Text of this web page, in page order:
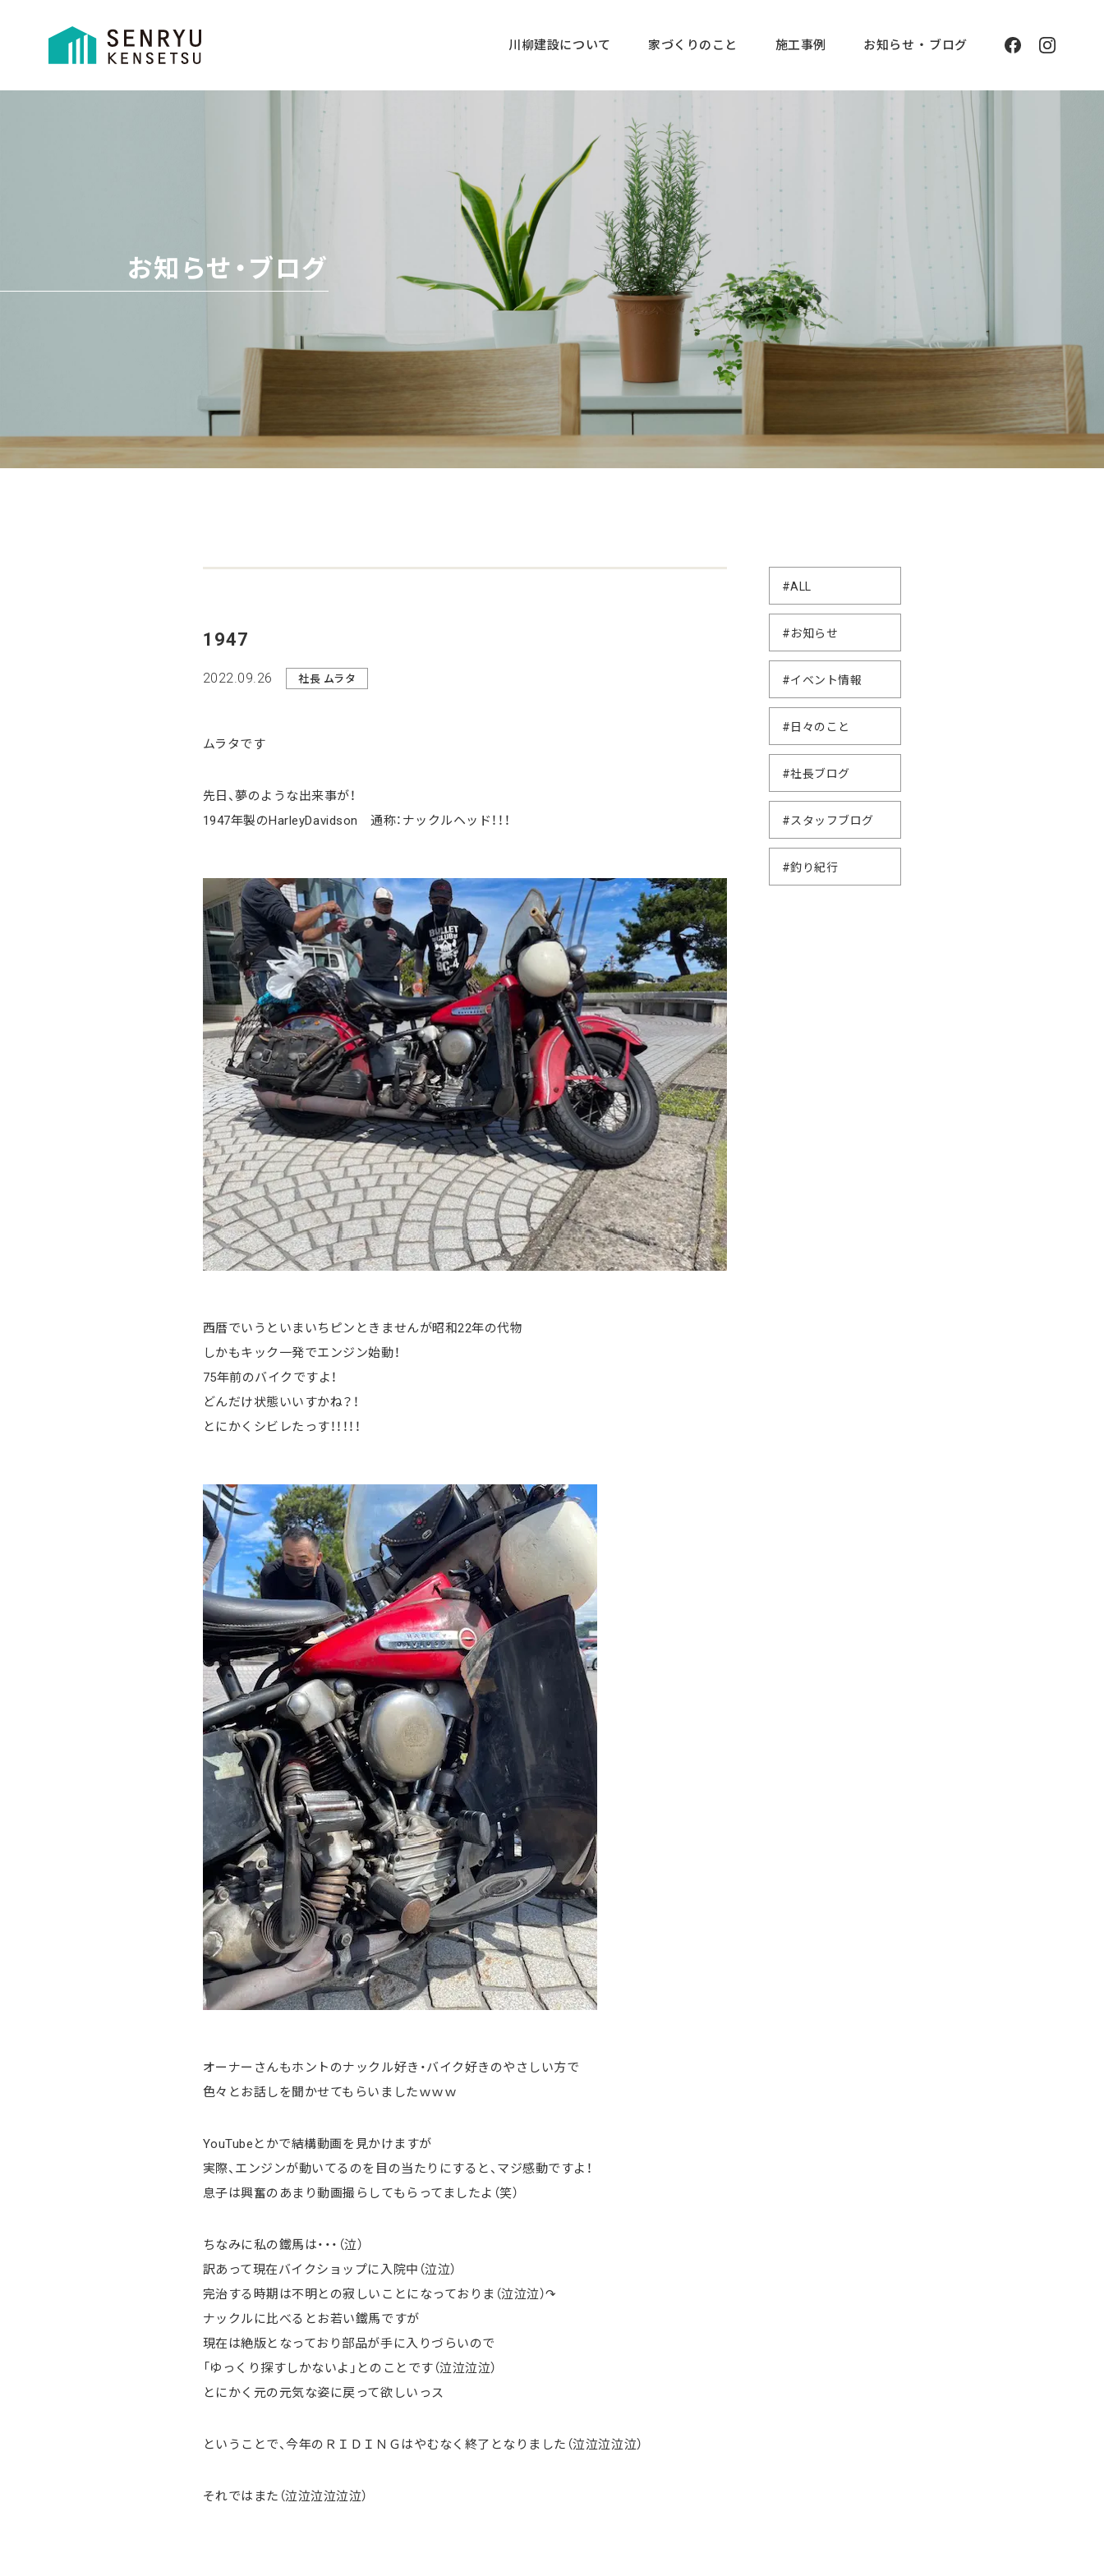
川柳建設について 家づくりのこと 施工事例 お知らせ ・ ブログ
お知らせ・ブログ
1947
2022.09.26 社長 ムラタ
ムラタです
先日、夢のような出来事が！
1947年製のHarleyDavidson 通称：ナックルヘッド！！！
西暦でいうといまいちピンときませんが昭和22年の代物
しかもキック一発でエンジン始動！
75年前のバイクですよ！
どんだけ状態いいすかね？！
とにかくシビレたっす！！！！！
オーナーさんもホントのナックル好き・バイク好きのやさしい方で
色々とお話しを聞かせてもらいましたｗｗｗ
YouTubeとかで結構動画を見かけますが
実際、エンジンが動いてるのを目の当たりにすると、マジ感動ですよ！
息子は興奮のあまり動画撮らしてもらってましたよ（笑）
ちなみに私の鐵馬は・・・（泣）
訳あって現在バイクショップに入院中（泣泣）
完治する時期は不明との寂しいことになっておりま（泣泣泣）↷
ナックルに比べるとお若い鐵馬ですが
現在は絶版となっており部品が手に入りづらいので
「ゆっくり探すしかないよ」とのことです（泣泣泣泣）
とにかく元の元気な姿に戻って欲しいっス
ということで、今年のＲＩＤＩＮＧはやむなく終了となりました（泣泣泣泣泣）
それではまた（泣泣泣泣泣泣）
#ALL
#お知らせ
#イベント情報
#日々のこと
#社長ブログ
#スタッフブログ
#釣り紀行